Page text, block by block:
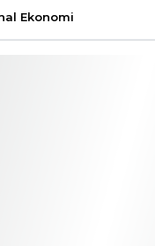
Ekonomi